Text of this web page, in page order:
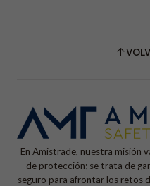
En Amistrade, nuestra misión
de protección; se trata de
seguro para afrontar los retos